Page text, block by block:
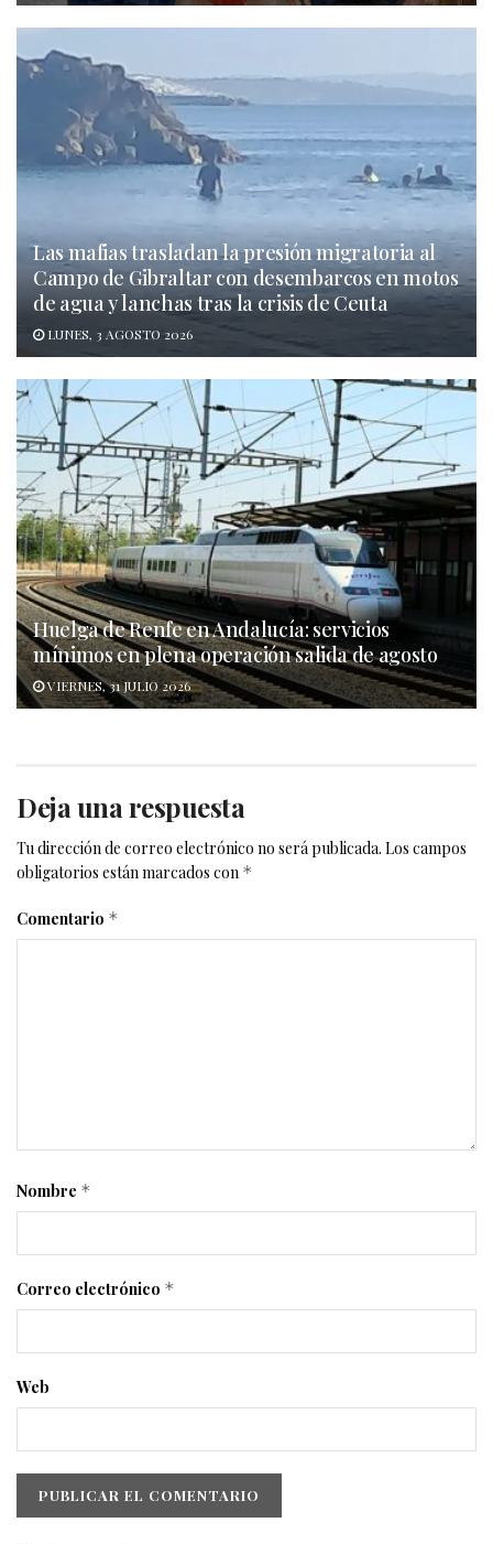
Las mafias trasladan la presión migratoria al
Campo de Gibraltar con desembarcos en motos
de agua y lanchas tras la crisis de Ceuta
LUNES, 3 AGOSTO 2026
Huelga de Renfe en Andalucía: servicios
mínimos en plena operación salida de agosto
VIERNES, 31 JULIO 2026
Deja una respuesta
Tu dirección de correo electrónico no será publicada. Los campos
obligatorios están marcados con *
Comentario *
Nombre *
Correo electrónico *
Web